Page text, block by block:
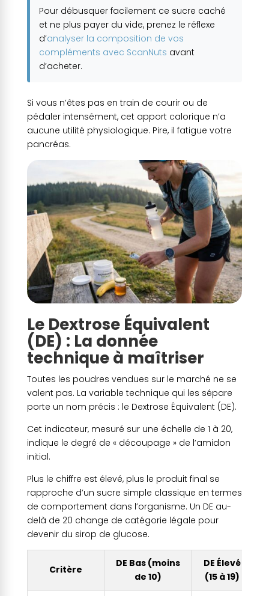
Pour débusquer facilement ce sucre caché
et ne plus payer du vide, prenez le réflexe
d’analyser la composition de vos
compléments avec ScanNuts avant
d’acheter.
Si vous n’êtes pas en train de courir ou de
pédaler intensément, cet apport calorique n’a
aucune utilité physiologique. Pire, il fatigue votre
pancréas.
Le Dextrose Équivalent
(DE) : La donnée
technique à maîtriser
Toutes les poudres vendues sur le marché ne se
valent pas. La variable technique qui les sépare
porte un nom précis : le Dextrose Équivalent (DE).
Cet indicateur, mesuré sur une échelle de 1 à 20,
indique le degré de « découpage » de l’amidon
initial.
Plus le chiffre est élevé, plus le produit final se
rapproche d’un sucre simple classique en termes
de comportement dans l’organisme. Un DE au-
delà de 20 change de catégorie légale pour
devenir du sirop de glucose.
Critère
DE Bas (moins
de 10)
DE Élevé
(15 à 19)